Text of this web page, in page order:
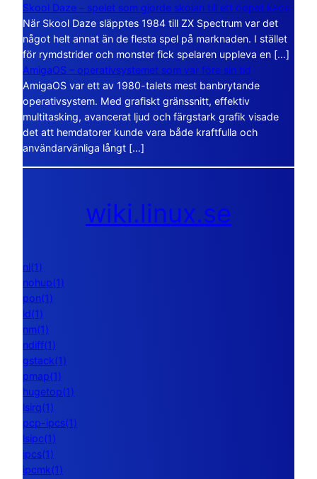
Skool Daze – spelet som gjorde skolan till ett öppet kaos
När Skool Daze släpptes 1984 till ZX Spectrum var det
något helt annat än de flesta spel på marknaden. I stället
för rymdstrider och monster fick spelaren uppleva en […]
AmigaOS – operativsystemet som var före sin tid
AmigaOS var ett av 1980-talets mest banbrytande
operativsystem. Med grafiskt gränssnitt, effektiv
multitasking, avancerat ljud och färgstark grafik visade
det att hemdatorer kunde vara både kraftfulla och
användarvänliga långt […]
wiki.linux.se
nl(1)
nohup(1)
pon(1)
ld(1)
nm(1)
ndiff(1)
gstack(1)
pmap(1)
hugetop(1)
lsirq(1)
pcp-ipcs(1)
lsipc(1)
ipcs(1)
ipcmk(1)